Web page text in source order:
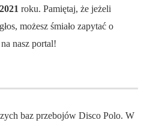
2021 roku. Pamiętaj, że jeżeli
możesz śmiało zapytać o
nasz portal!
baz przebojów Disco Polo. W